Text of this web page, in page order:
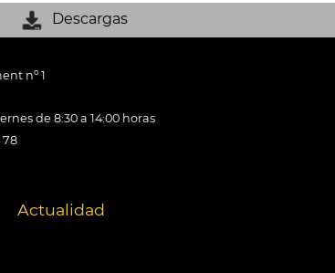
Descargas
nº 1
de 8:30 a 14:00 horas
78
Actualidad